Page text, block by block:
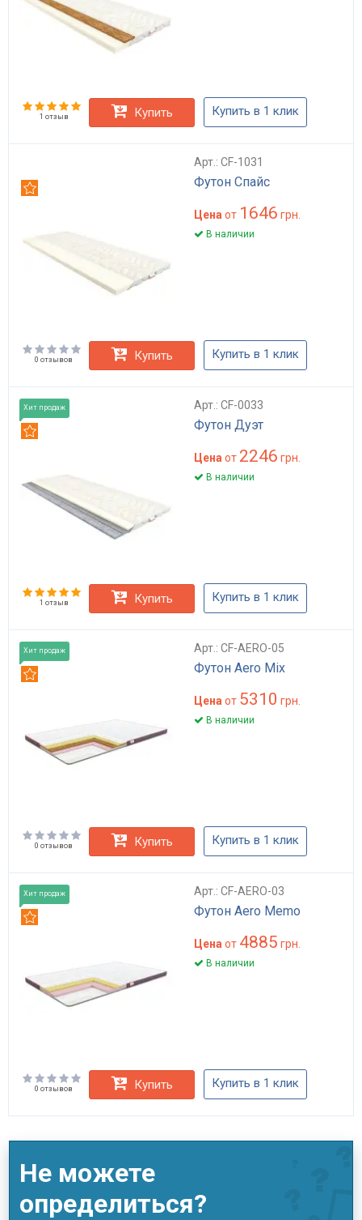
1 отзыв Купить Купить в 1 клик
Арт.: CF-1031
Футон Спайс
Цена от 1646 грн.
В наличии
0 отзывов Купить Купить в 1 клик
Хит продаж Арт.: CF-0033
Футон Дуэт
Цена от 2246 грн.
В наличии
1 отзыв Купить Купить в 1 клик
Хит продаж Арт.: CF-AERO-05
Футон Aero Mix
Цена от 5310 грн.
В наличии
0 отзывов Купить Купить в 1 клик
Хит продаж Арт.: CF-AERO-03
Футон Aero Memo
Цена от 4885 грн.
В наличии
0 отзывов Купить Купить в 1 клик
Не можете
определиться?